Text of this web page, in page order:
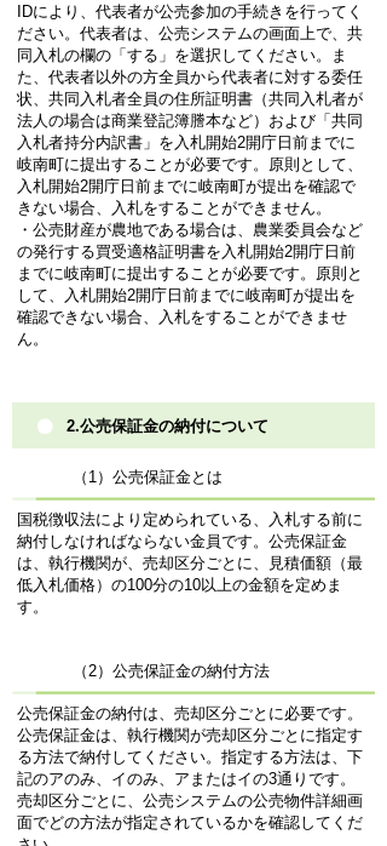
IDにより、代表者が公売参加の手続きを行ってく
ださい。代表者は、公売システムの画面上で、共
同入札の欄の「する」を選択してください。ま
た、代表者以外の方全員から代表者に対する委任
状、共同入札者全員の住所証明書（共同入札者が
法人の場合は商業登記簿謄本など）および「共同
入札者持分内訳書」を入札開始2開庁日前までに
岐南町に提出することが必要です。原則として、
入札開始2開庁日前までに岐南町が提出を確認で
きない場合、入札をすることができません。
・公売財産が農地である場合は、農業委員会など
の発行する買受適格証明書を入札開始2開庁日前
までに岐南町に提出することが必要です。原則と
して、入札開始2開庁日前までに岐南町が提出を
確認できない場合、入札をすることができませ
ん。
2.公売保証金の納付について
（1）公売保証金とは
国税徴収法により定められている、入札する前に
納付しなければならない金員です。公売保証金
は、執行機関が、売却区分ごとに、見積価額（最
低入札価格）の100分の10以上の金額を定めま
す。
（2）公売保証金の納付方法
公売保証金の納付は、売却区分ごとに必要です。
公売保証金は、執行機関が売却区分ごとに指定す
る方法で納付してください。指定する方法は、下
記のアのみ、イのみ、アまたはイの3通りです。
売却区分ごとに、公売システムの公売物件詳細画
面でどの方法が指定されているかを確認してくだ